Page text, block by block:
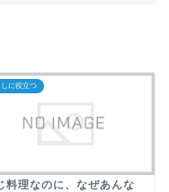
に役立つ
料理なのに、なぜあんな